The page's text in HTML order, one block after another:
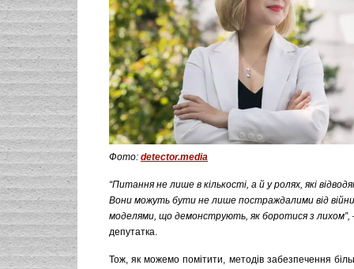
Фото: detector.media
“Питання не лише в кількості, а й у ролях, які
Вони можуть бути не лише постраждалими від
моделями, що демонструють, як боротися з лихом”,
депутатка.
Тож, як можемо помітити, методів забезпечення